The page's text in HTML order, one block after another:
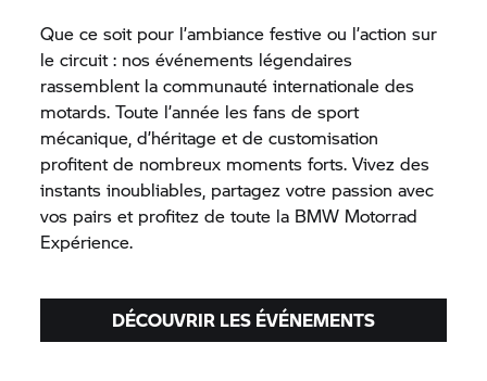
Que ce soit pour l’ambiance festive ou l’action sur
le circuit : nos événements légendaires
rassemblent la communauté internationale des
motards. Toute l’année les fans de sport
mécanique, d’héritage et de customisation
profitent de nombreux moments forts. Vivez des
instants inoubliables, partagez votre passion avec
vos pairs et profitez de toute la BMW Motorrad
Expérience.
DÉCOUVRIR LES ÉVÉNEMENTS